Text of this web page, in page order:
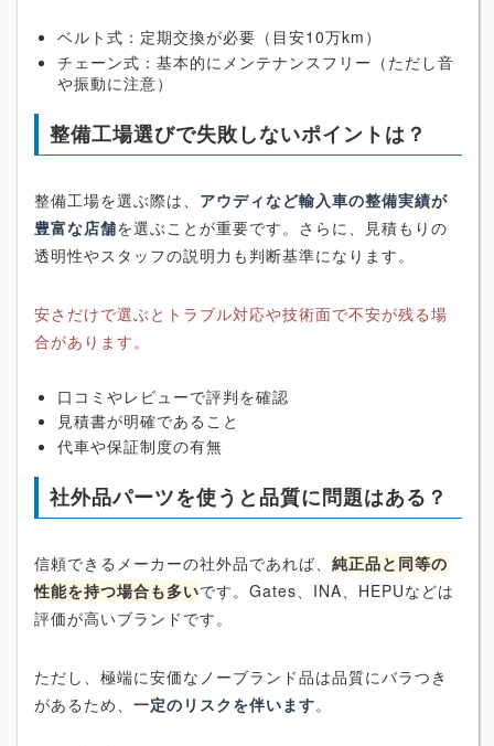
ベルト式：定期交換が必要（目安10万km）
チェーン式：基本的にメンテナンスフリー（ただし音
や振動に注意）
整備工場選びで失敗しないポイントは？
整備工場を選ぶ際は、 アウディなど輸入車の整備実績が
豊富な店舗を選ぶことが重要です。さらに、見積もりの
透明性やスタッフの説明力も判断基準になります。
安さだけで選ぶとトラブル対応や技術面で不安が残る場
合があります。
口コミやレビューで評判を確認
見積書が明確であること
代車や保証制度の有無
社外品パーツを使うと品質に問題はある？
信頼できるメーカーの社外品であれば、 純正品と同等の
性能を持つ場合も多いです。Gates、INA、HEPUなどは
評価が高いブランドです。
ただし、極端に安価なノーブランド品は品質にバラつき
があるため、 一定のリスクを伴います。